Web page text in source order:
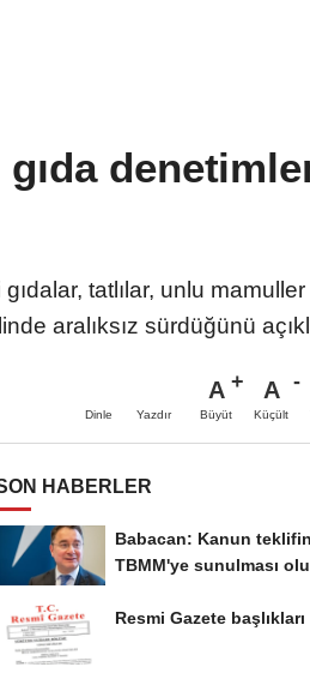
tatlılar, unlu
aralıksız sürdüğünü
Dinle Yazdır
A
Büyüt
A
Küçült
HABERLER
Babacan: Kanun
TBMM'ye sunulması
Resmi Gazete başlıkları